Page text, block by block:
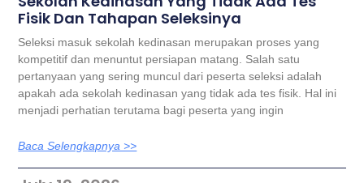
Fisik Dan Tahapan Seleksinya
Seleksi masuk sekolah kedinasan merupakan proses yang
kompetitif dan menuntut persiapan matang. Salah satu
pertanyaan yang sering muncul dari peserta seleksi adalah
apakah ada sekolah kedinasan yang tidak ada tes fisik. Hal ini
menjadi perhatian terutama bagi peserta yang ingin
Baca Selengkapnya >>